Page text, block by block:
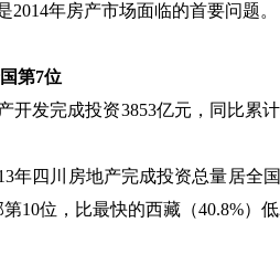
2014年房产市场面临的首要问题。
第7位
发完成投资3853亿元，同比累计
四川房地产完成投资总量居全国
10位，比最快的西藏（40.8%）